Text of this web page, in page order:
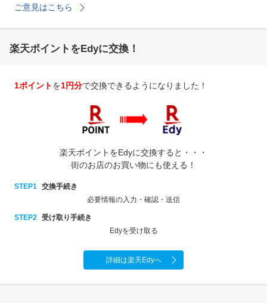
ご意見はこちら
楽天ポイントをEdyに交換！
1ポイントを1円分で交換できるようになりました！
楽天ポイントをEdyに交換すると・・・
街のお店のお買い物にも使える！
STEP1 交換手続き
必要情報の入力・確認・送信
STEP2 受け取り手続き
Edyを受け取る
詳細は楽天Edyへ